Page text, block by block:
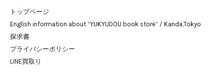
トップページ
English information about “YUKYUDOU book store” / Kanda,Tokyo
探求書
プライバシーポリシー
LINE買取り